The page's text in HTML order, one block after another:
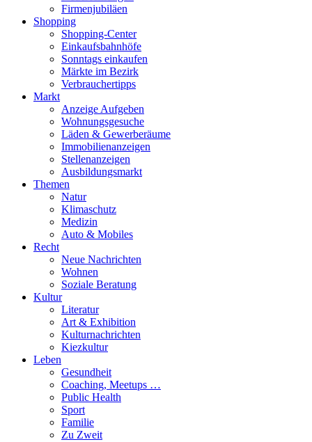
Firmenjubiläen
Shopping
Shopping-Center
Einkaufsbahnhöfe
Sonntags einkaufen
Märkte im Bezirk
Verbrauchertipps
Markt
Anzeige Aufgeben
Wohnungsgesuche
Läden & Gewerberäume
Immobilienanzeigen
Stellenanzeigen
Ausbildungsmarkt
Themen
Natur
Klimaschutz
Medizin
Auto & Mobiles
Recht
Neue Nachrichten
Wohnen
Soziale Beratung
Kultur
Literatur
Art & Exhibition
Kulturnachrichten
Kiezkultur
Leben
Gesundheit
Coaching, Meetups …
Public Health
Sport
Familie
Zu Zweit